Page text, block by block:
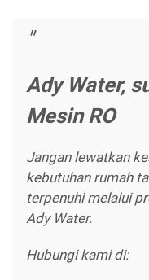
Ady Water,
Mesin RO
Jangan lewatkan
kebutuhan rumah
terpenuhi melalui
Ady Water.
Hubungi kami di: